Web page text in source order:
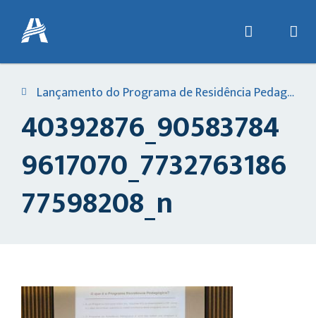
Lançamento do Programa de Residência Pedagógica em Engenheiro Coelho
40392876_90583784
9617070_7732763186
77598208_n